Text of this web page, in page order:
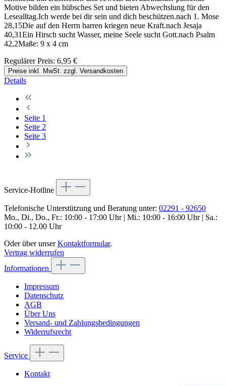
Motive bilden ein hübsches Set und bieten Abwechslung für den
Lesealltag.Ich werde bei dir sein und dich beschützen.nach 1. Mose
28,15Die auf den Herrn harren kriegen neue Kraft.nach Jesaja
40,31Ein Hirsch sucht Wasser, meine Seele sucht Gott.nach Psalm
42,2Maße: 9 x 4 cm
Regulärer Preis: 6,95 €
Preise inkl. MwSt. zzgl. Versandkosten
Details
Seite 1
Seite 2
Seite 3
Service-Hotline
Telefonische Unterstützung und Beratung unter: 02291 - 92650
Mo., Di., Do., Fr.: 10:00 - 17:00 Uhr | Mi.: 10:00 - 16:00 Uhr | Sa.:
10:00 - 12.00 Uhr
Oder über unserKontaktformular.
Vertrag widerrufen
Informationen
Impressum
Datenschutz
AGB
Über Uns
Versand- und Zahlungsbedingungen
Widerrufsrecht
Service
Kontakt